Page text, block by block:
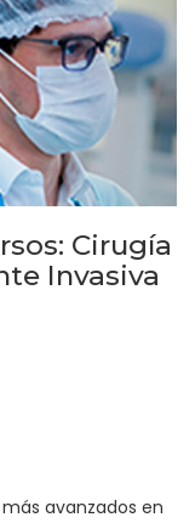
Cirugía
Invasiva
avanzados en